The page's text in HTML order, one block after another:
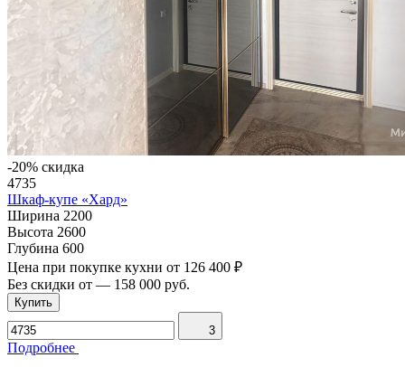
-20% скидка
4735
Шкаф-купе «Хард»
Ширина 2200
Высота 2600
Глубина 600
Цена при покупке кухни от 126 400 ₽
Без скидки от — 158 000 руб.
Купить
3
Подробнее